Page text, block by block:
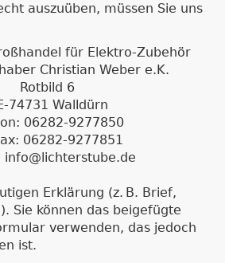
auszuüben, müssen Sie uns
für Elektro-Zubehör
Christian Weber e.K.
Rotbild 6
74731 Walldürn
06282-9277850
06282-9277851
info@lichterstube.de
Erklärung (z. B. Brief,
Sie können das beigefügte
verwenden, das jedoch
ist.